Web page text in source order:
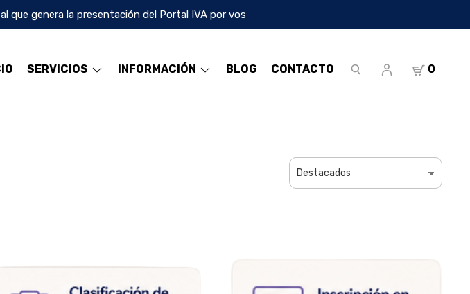
que genera la presentación del Portal IVA por vos
SERVICIOS INFORMACIÓN BLOG CONTACTO 0